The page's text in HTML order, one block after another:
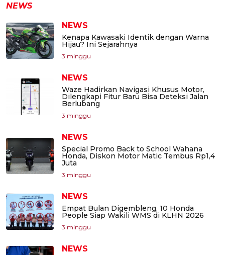
NEWS
NEWS
Kenapa Kawasaki Identik dengan Warna
Hijau? Ini Sejarahnya
3 minggu
NEWS
Waze Hadirkan Navigasi Khusus Motor,
Dilengkapi Fitur Baru Bisa Deteksi Jalan
Berlubang
3 minggu
NEWS
Special Promo Back to School Wahana
Honda, Diskon Motor Matic Tembus Rp1,4
Juta
3 minggu
NEWS
Empat Bulan Digembleng, 10 Honda
People Siap Wakili WMS di KLHN 2026
3 minggu
NEWS